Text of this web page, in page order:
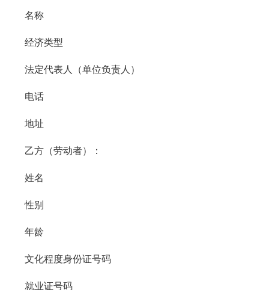
名称
经济类型
法定代表人（单位负责人）
电话
地址
乙方（劳动者）：
姓名
性别
年龄
文化程度身份证号码
就业证号码